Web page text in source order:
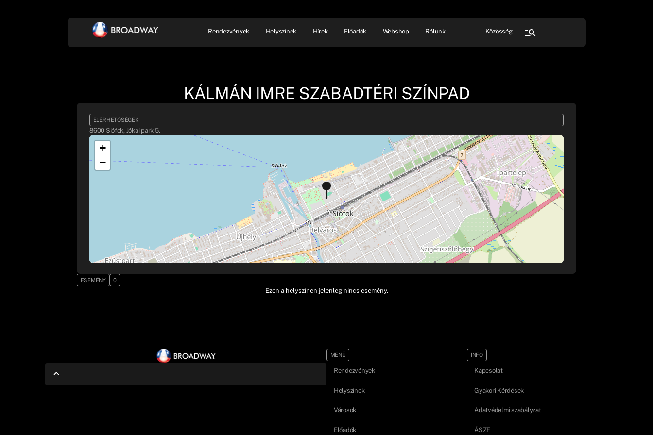
Rendezvények Helyszínek Hírek Előadók Webshop Rólunk Közösség
KÁLMÁN IMRE SZABADTÉRI SZÍNPAD
ELÉRHETŐSÉGEK
8600 Siófok, Jókai park 5.
+
−
ESEMÉNY 0
Ezen a helyszínen jelenleg nincs esemény.
MENÜ
Rendezvények
Helyszínek
Városok
Előadók
INFO
Kapcsolat
Gyakori Kérdések
Adatvédelmi szabályzat
ÁSZF